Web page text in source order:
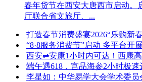
春年货节在西安大唐西市启动。
厅联合省文旅厅、...
打造春节消费盛宴2026“乐购新
“8·8服务消费节”启动 多平台开
西安⇌安康1小时内可达！西康
端午遇618，宫品海参2小时极速
李星如：中华易学大会学术委员